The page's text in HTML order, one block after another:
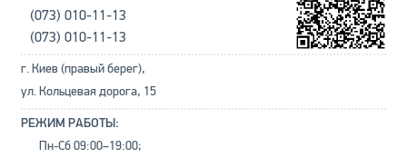
(073) 010-11-13
(073) 010-11-13
г. Киев (правый берег),
ул. Кольцевая дорога, 15
РЕЖИМ РАБОТЫ:
Пн-Сб 09:00–19:00;